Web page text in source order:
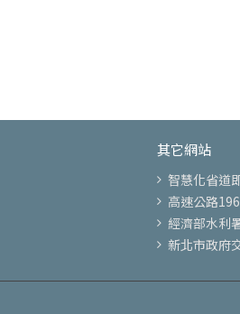
其它網站
智慧化省道
高速公路
經濟部水利
新北市政府